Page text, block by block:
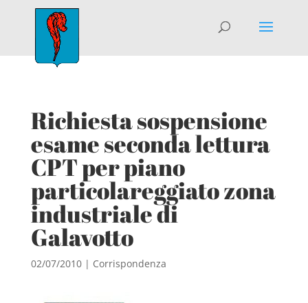
Richiesta sospensione
esame seconda lettura
CPT per piano
particolareggiato zona
industriale di
Galavotto
02/07/2010| Corrispondenza